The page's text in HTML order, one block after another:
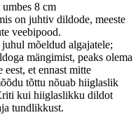
8 cm
on juhtiv dildode, meeste
veebipood.
mõeldud algajatele;
mängimist, peaks olema
et ennast mitte
tõttu nõuab hiiglaslik
kui hiiglaslikku dildot
tundlikkust.